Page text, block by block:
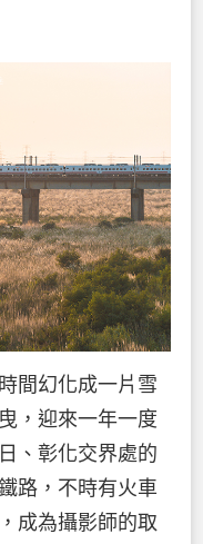
間幻化成一片雪
，迎來一年一度
、彰化交界處的
路，不時有火車
成為攝影師的取